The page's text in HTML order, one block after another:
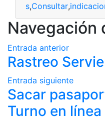
,Consultar,
Navegación
Entrada anterior
Rastreo
Entrada siguiente
Sacar
Turno en línea